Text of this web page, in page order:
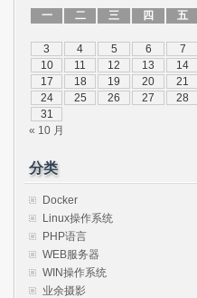
一 二 三 四 五
3
4 5 6 7
10
11 12 13 14
17
18 19 20 21
24
25 26 27 28
31
« 10 月
分类
Docker
Linux操作系统
PHP语言
WEB服务器
WIN操作系统
业余摄影